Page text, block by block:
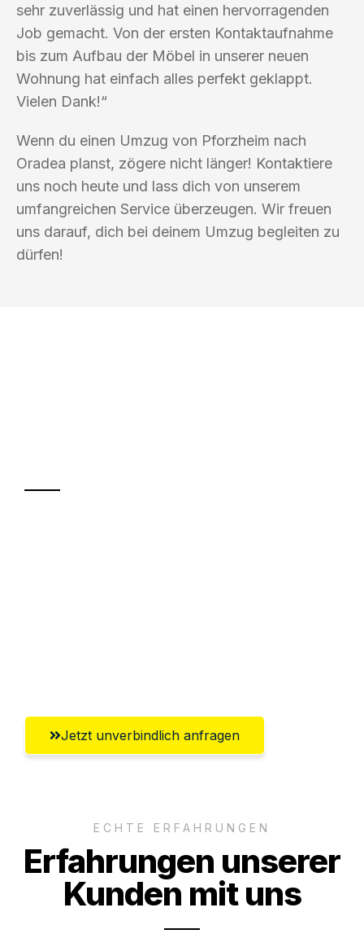
sehr zuverlässig und hat einen hervorragenden
Job gemacht. Von der ersten Kontaktaufnahme
bis zum Aufbau der Möbel in unserer neuen
Wohnung hat einfach alles perfekt geklappt.
Vielen Dank!“
Wenn du einen Umzug von Pforzheim nach
Oradea planst, zögere nicht länger! Kontaktiere
uns noch heute und lass dich von unserem
umfangreichen Service überzeugen. Wir freuen
uns darauf, dich bei deinem Umzug begleiten zu
dürfen!
Jetzt unverbindlich anfragen
ECHTE ERFAHRUNGEN
Erfahrungen unserer
Kunden mit uns